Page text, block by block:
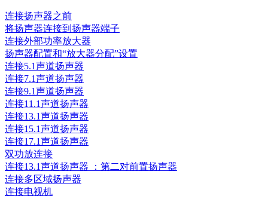
连接扬声器之前
将扬声器连接到扬声器端子
连接外部功率放大器
扬声器配置和“放大器分配”设置
连接5.1声道扬声器
连接7.1声道扬声器
连接9.1声道扬声器
连接11.1声道扬声器
连接13.1声道扬声器
连接15.1声道扬声器
连接17.1声道扬声器
双功放连接
连接13.1声道扬声器 ：第二对前置扬声器
连接多区域扬声器
连接电视机